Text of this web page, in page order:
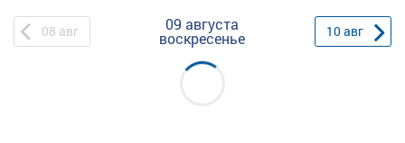
08 авг 09 августа
воскресенье 10авг